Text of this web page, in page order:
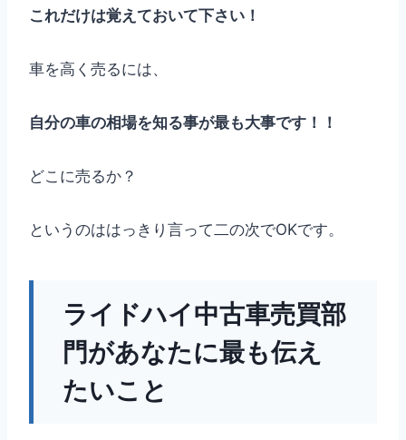
これだけは覚えておいて下さい！
車を高く売るには、
自分の車の相場を知る事が最も大事です！！
どこに売るか？
というのははっきり言って二の次でOKです。
ライドハイ中古車売買部
門があなたに最も伝え
たいこと